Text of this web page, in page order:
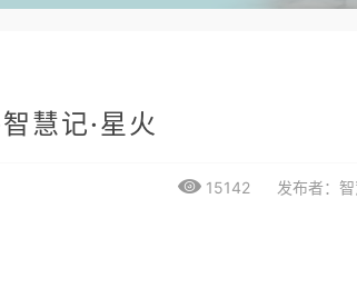
慧记·星火
15142 发布者：